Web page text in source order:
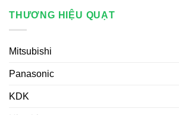
THƯƠNG HIỆU QUẠT
Mitsubishi
Panasonic
KDK